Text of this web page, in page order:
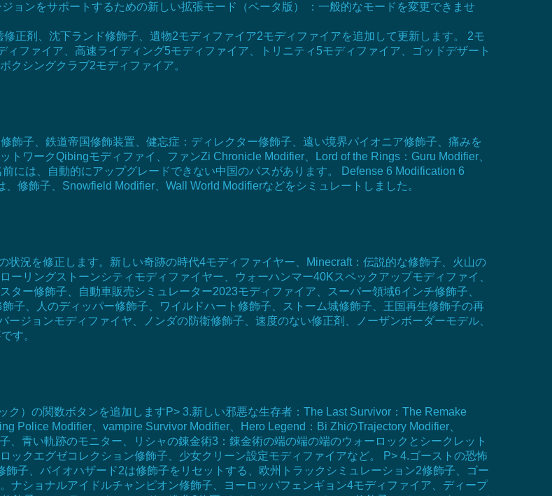
ョンをサポートするための新しい拡張モード（ベータ版） ：一般的なモードを変更できませ
正剤、沈下ランド修飾子、遺物2モディファイア2モディファイアを追加して更新します。 2モ
ファイア、高速ライディング5モディファイア、トリニティ5モディファイア、ゴッドデザート
クシングクラブ2モディファイア。
飾子、鉄道帝国修飾装置、健忘症：ディレクター修飾子、遠い境界パイオニア修飾子、痛みを
ワークQibingモディファイ、ファンZi Chronicle Modifier、Lord of the Rings：Guru Modifier、
には、自動的にアップグレードできない中国のパスがあります。 Defense 6 Modification 6
修飾子、Snowfield Modifier、Wall World Modifierなどをシミュレートしました。
状況を修正します。新しい奇跡の時代4モディファイヤー、Minecraft：伝説的な修飾子、火山の
リングストーンシティモディファイヤー、ウォーハンマー40Kスペックアップモディファイ、
ター修飾子、自動車販売シミュレーター2023モディファイア、スーパー領域6インチ修飾子、
子、人のディッパー修飾子、ワイルドハート修飾子、ストーム城修飾子、王国再生修飾子の再
ジョンモディファイヤ、ノンダの防衛修飾子、速度のない修正剤、ノーザンボーダーモデル、
す。
）の関数ボタンを追加しますP> 3.新しい邪悪な生存者：The Last Survivor：The Remake
Police Modifier、vampire Survivor Modifier、Hero Legend：Bi ZhiのTrajectory Modifier、
、青い軌跡のモニター、リシャの錬金術3：錬金術の端の端の端のウォーロックとシークレット
ックエグゼコレクション修飾子、少女クリーン設定モディファイアなど。 P> 4.ゴーストの恐怖
子、バイオハザード2は修飾子をリセットする、欧州トラックシミュレーション2修飾子、ゴー
ナショナルアイドルチャンピオン修飾子、ヨーロッパフェンギョン4モディファイア、ディープ